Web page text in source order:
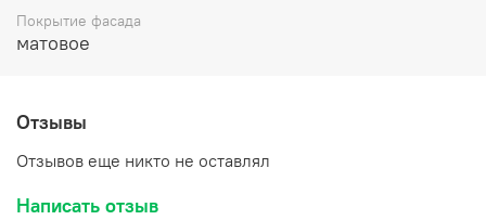
Покрытие фасада
матовое
Отзывы
Отзывов еще никто не оставлял
Написать отзыв